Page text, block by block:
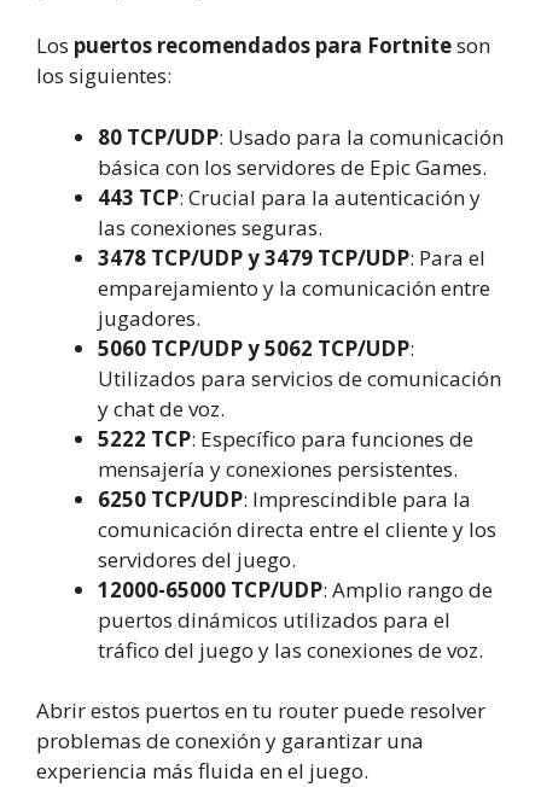
Los puertos recomendados para Fortniteson
los siguientes:
80 TCP/UDP: Usado para la comunicación
básica con los servidores de Epic Games.
443 TCP: Crucial para la autenticación y
las conexiones seguras.
3478 TCP/UDP y 3479 TCP/UDP: Para el
emparejamiento y la comunicación entre
jugadores.
5060 TCP/UDP y 5062 TCP/UDP:
Utilizados para servicios de comunicación
y chat de voz.
5222 TCP: Específico para funciones de
mensajería y conexiones persistentes.
6250 TCP/UDP: Imprescindible para la
comunicación directa entre el cliente y los
servidores del juego.
12000-65000 TCP/UDP: Amplio rango de
puertos dinámicos utilizados para el
tráfico del juego y las conexiones de voz.
Abrir estos puertos en tu router puede resolver
problemas de conexión y garantizar una
experiencia más fluida en el juego.